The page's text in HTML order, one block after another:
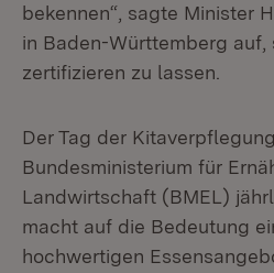
bekennen“, sagte Minister
in Baden-Württemberg auf,
zertifizieren zu lassen.
Der Tag der
Bundesministerium für
Landwirtschaft (BMEL)
macht auf die Bedeutung
hochwertigen